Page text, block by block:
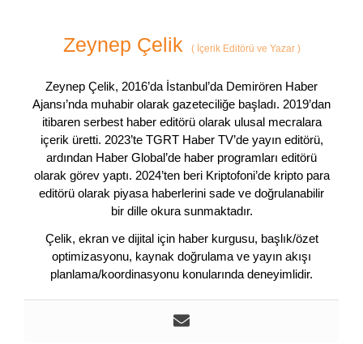
Zeynep Çelik (İçerik Editörü ve Yazar )
Zeynep Çelik, 2016’da İstanbul’da Demirören Haber
Ajansı’nda muhabir olarak gazeteciliğe başladı. 2019’dan
itibaren serbest haber editörü olarak ulusal mecralara
içerik üretti. 2023’te TGRT Haber TV’de yayın editörü,
ardından Haber Global’de haber programları editörü
olarak görev yaptı. 2024’ten beri Kriptofoni’de kripto para
editörü olarak piyasa haberlerini sade ve doğrulanabilir
bir dille okura sunmaktadır.
Çelik, ekran ve dijital için haber kurgusu, başlık/özet
optimizasyonu, kaynak doğrulama ve yayın akışı
planlama/koordinasyonu konularında deneyimlidir.